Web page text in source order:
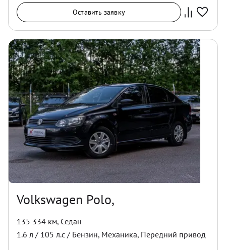
Оставить заявку
Volkswagen Polo,
135 334 км, Седан
1.6 л / 105 л.с / Бензин, Механика, Передний привод